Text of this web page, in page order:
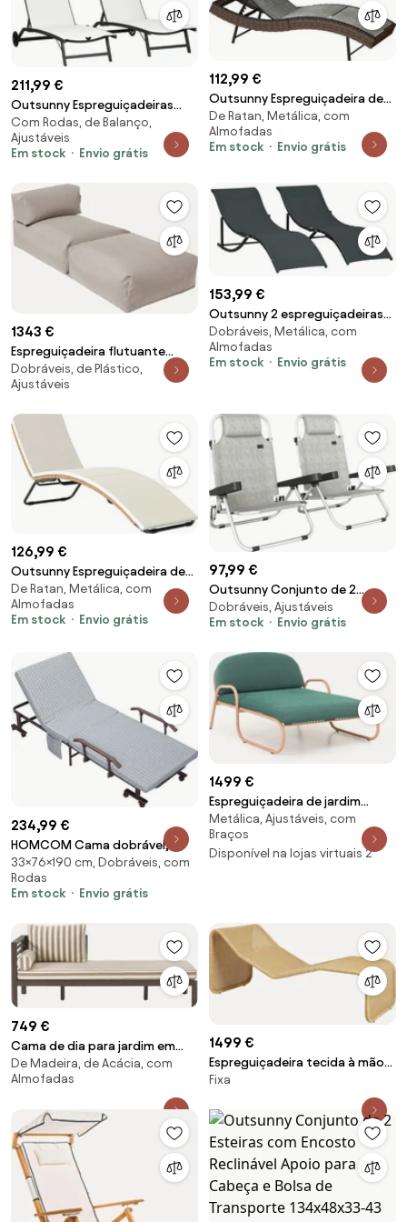
211,99 €
Outsunny Espreguiçadeiras
Exterior 2 Peças Encosto
Ajustável 5 Posições com Rodas
Praia Piscina Jardim
Aosom Portugal
Com Rodas, de Balanço,
Ajustáveis
Em stock
Envio grátis
112,99 €
Outsunny Espreguiçadeira de
Jardim em Rattan Forma S com
Almofada a 5 Posições,
60x198x44cm, Castanho |
De Ratan, Metálica, com
Almofadas
Em stock
Envio grátis
1343 €
Espreguiçadeira flutuante
Single
Dobráveis, de Plástico,
Ajustáveis
153,99 €
Outsunny 2 espreguiçadeiras
dobráveis ergonômicas em
forma de S com estrutura de
alumínio Textilene para piscina
terraço jardim | Aosom Portugal
Dobráveis, Metálica, com
Almofadas
Em stock
Envio grátis
126,99 €
Outsunny Espreguiçadeira de
Jardim Exterior de Vime em
Forma de S com Almofada,
Assento Respirável e Estrutura
Aosom Portugal
De Ratan, Metálica, com
Almofadas
Em stock
Envio grátis
97,99 €
Outsunny Conjunto de 2
Espreguiçadeiras Dobráveis,
Reclináveis para Exterior com 4
Portugal
Dobráveis, Ajustáveis
Em stock
Envio grátis
234,99 €
HOMCOM Cama dobrável,
Cama de hóspedes, encosto
reclinável, apoios de braço, 8
rodízios, estrutura de aço,
33cm | Aosom Portugal
33×76×190 cm, Dobráveis, com
Rodas
Em stock
Envio grátis
1499 €
Espreguiçadeira de jardim
Giovanni
Metálica, Ajustáveis, com
Braços
Disponível na lojas virtuais 2
749 €
Cama de dia para jardim em
madeira de acácia Bo
De Madeira, de Acácia, com
Almofadas
1499 €
Espreguiçadeira tecida à mão
P3S
Fixa